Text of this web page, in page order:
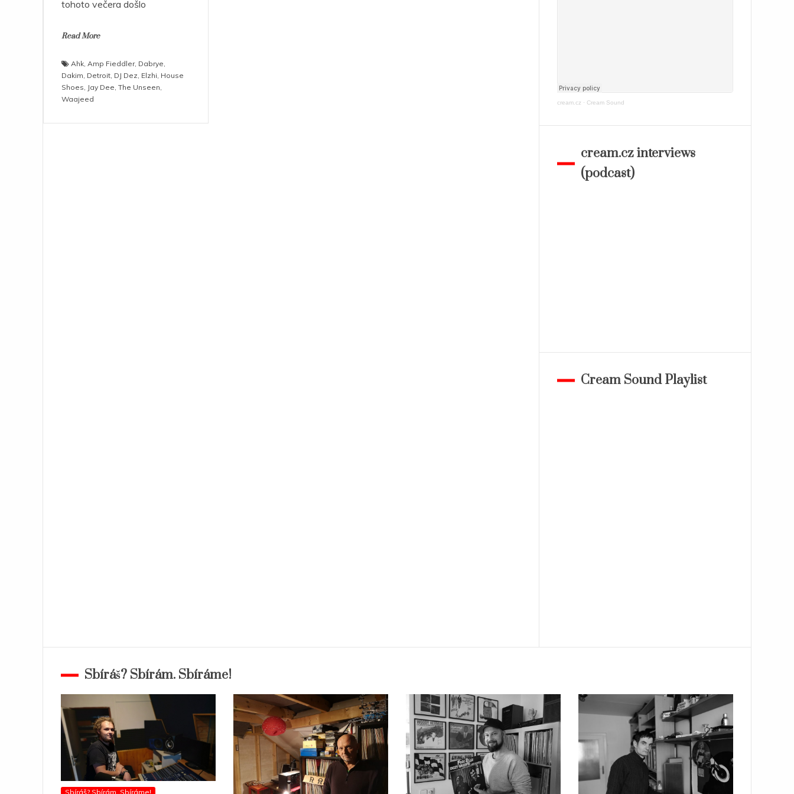
tohoto večera došlo
Read More
Ahk, Amp Fieddler, Dabrye,
Dakim, Detroit, DJ Dez, Elzhi, House
Shoes, Jay Dee, The Unseen,
Waajeed
cream.cz · Cream Sound
cream.cz interviews
(podcast)
Cream Sound Playlist
Sbíráš? Sbírám. Sbíráme!
Sbíráš? Sbírám. Sbíráme!